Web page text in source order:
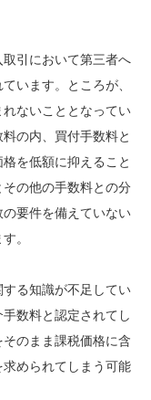
引において第三者へ
います。ところが、
れないこととなってい
の内、買付手数料と
を低額に抑えること
の他の手数料との分
要件を備えていない
。
る知識が不足してい
数料と認定されてし
のまま課税価格に含
められてしまう可能